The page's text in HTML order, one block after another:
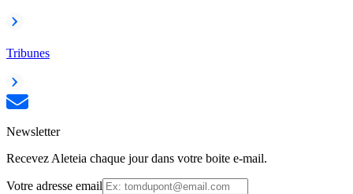
Tribunes
Newsletter
Recevez Aleteia chaque jour dans votre boite e-mail.
Votre adresse email